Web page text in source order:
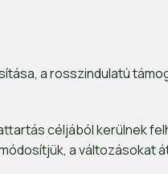
a rosszindulatú
céljából kerülnek
a változásokat